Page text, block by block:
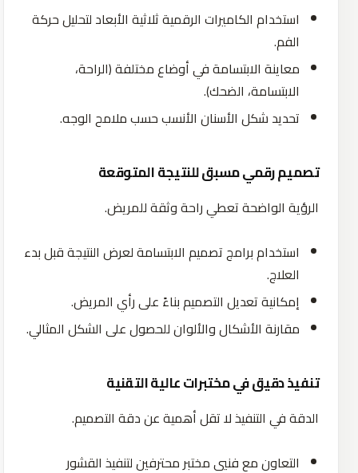
استخدام الكاميرات الرقمية ثلاثية الأبعاد لتحليل حركة
الفم.
معاينة الابتسامة في أوضاع مختلفة (الراحة،
الابتسامة، الضحك).
تحديد شكل الأسنان الأنسب حسب ملامح الوجه.
تصميم رقمي مسبق للنتيجة المتوقعة
الرؤية الواضحة تعطي راحة وثقة للمريض.
استخدام برامج تصميم الابتسامة لعرض النتيجة قبل بدء
العلاج.
إمكانية تعديل التصميم بناءً على رأي المريض.
مقارنة الأشكال والألوان للحصول على الشكل المثالي.
تنفيذ دقيق في مختبرات عالية التقنية
الدقة في التنفيذ لا تقل أهمية عن دقة التصميم.
التعاون مع فنيي مختبر محترفين لتنفيذ القشور